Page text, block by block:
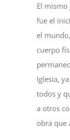
El mismo
fue el
el
cuerpo
Iglesia,
todos y
a otros
obra que